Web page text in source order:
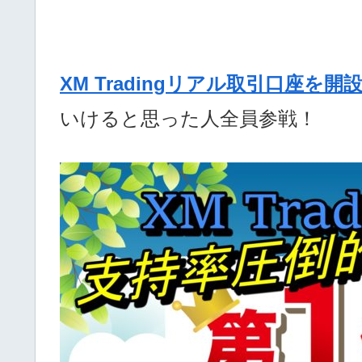
XM Tradingリアル取引口座を開
いけると思った人全員参戦！